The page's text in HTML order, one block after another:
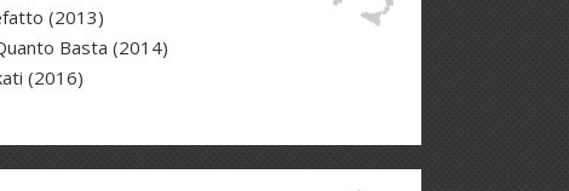
(2013)
Basta (2014)
(2016)